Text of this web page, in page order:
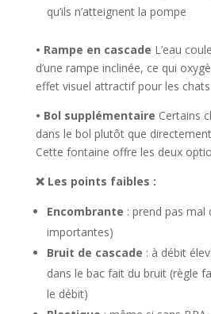
qu’ils n’atteignent la pompe
• Rampe en cascade L’eau
d’une rampe inclinée, ce qui
effet visuel attractif pour les chats.
• Bol supplémentaire Certains
dans le bol plutôt que
Cette fontaine offre les deux
❌ Les points faibles :
Encombrante : prend pas mal
importantes)
Bruit de cascade : à débit
dans le bac fait du bruit (règle
le débit)